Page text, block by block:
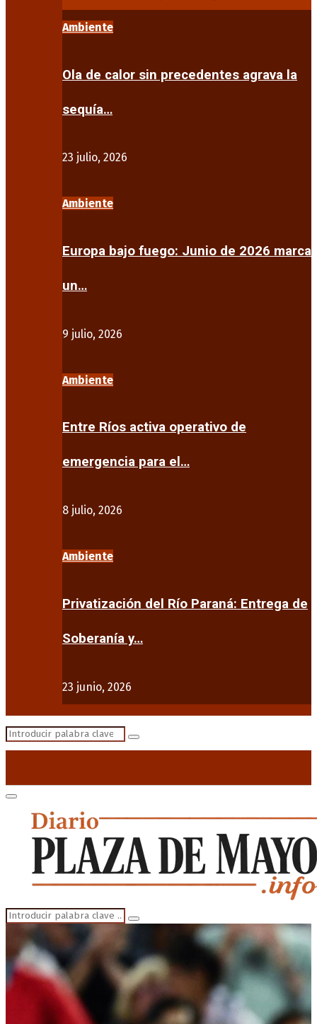
Ambiente
Ola de calor sin precedentes agrava la
sequía…
23 julio, 2026
Ambiente
Europa bajo fuego: Junio de 2026 marca
un…
9 julio, 2026
Ambiente
Entre Ríos activa operativo de
emergencia para el…
8 julio, 2026
Ambiente
Privatización del Río Paraná: Entrega de
Soberanía y…
23 junio, 2026
Search
Search
Primary
Menu
Search
for:
Search